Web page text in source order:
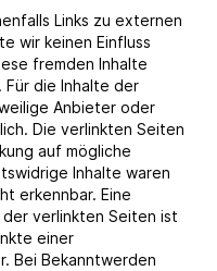
Links zu externen
wir keinen Einfluss
fremden Inhalte
Für die Inhalte der
Anbieter oder
Die verlinkten Seiten
auf mögliche
Inhalte waren
erkennbar. Eine
verlinkten Seiten ist
einer
Bei Bekanntwerden